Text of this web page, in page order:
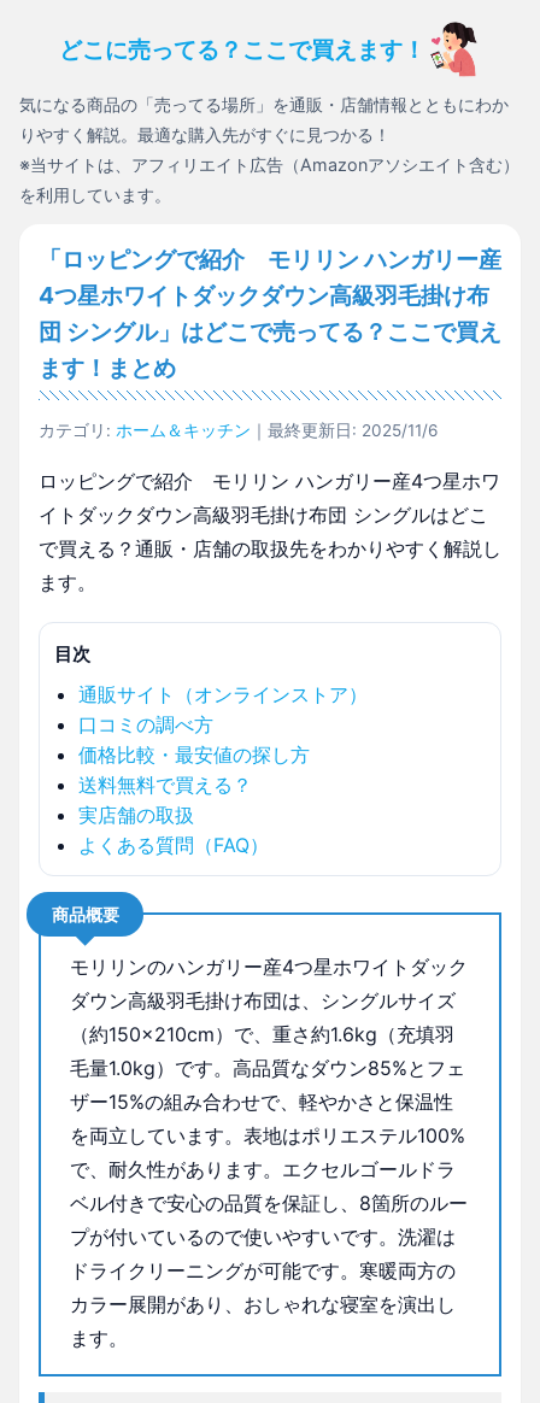
どこに売ってる？ここで買えます！
気になる商品の「売ってる場所」を通販・店舗情報とともにわか
りやすく解説。最適な購入先がすぐに見つかる！
※当サイトは、アフィリエイト広告（Amazonアソシエイト含む）
を利用しています。
「ロッピングで紹介 モリリン ハンガリー産
4つ星ホワイトダックダウン高級羽毛掛け布
団 シングル」はどこで売ってる？ここで買え
ます！まとめ
カテゴリ: ホーム＆キッチン ｜最終更新日: 2025/11/6
ロッピングで紹介 モリリン ハンガリー産4つ星ホワ
イトダックダウン高級羽毛掛け布団 シングルはどこ
で買える？通販・店舗の取扱先をわかりやすく解説し
ます。
目次
通販サイト（オンラインストア）
口コミの調べ方
価格比較・最安値の探し方
送料無料で買える？
実店舗の取扱
よくある質問（FAQ）
商品概要
モリリンのハンガリー産4つ星ホワイトダック
ダウン高級羽毛掛け布団は、シングルサイズ
（約150×210cm）で、重さ約1.6kg（充填羽
毛量1.0kg）です。高品質なダウン85%とフェ
ザー15%の組み合わせで、軽やかさと保温性
を両立しています。表地はポリエステル100%
で、耐久性があります。エクセルゴールドラ
ベル付きで安心の品質を保証し、8箇所のルー
プが付いているので使いやすいです。洗濯は
ドライクリーニングが可能です。寒暖両方の
カラー展開があり、おしゃれな寝室を演出し
ます。